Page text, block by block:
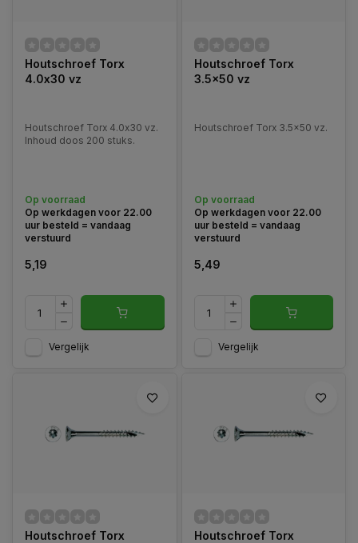
Houtschroef Torx
4.0x30 vz
Houtschroef Torx 4.0x30 vz.
Inhoud doos 200 stuks.
Op voorraad
Op werkdagen voor 22.00
uur besteld = vandaag
verstuurd
5,19
Vergelijk
Houtschroef Torx
3.5x50 vz
Houtschroef Torx 3.5x50 vz.
Op voorraad
Op werkdagen voor 22.00
uur besteld = vandaag
verstuurd
5,49
Vergelijk
Houtschroef Torx
Houtschroef Torx